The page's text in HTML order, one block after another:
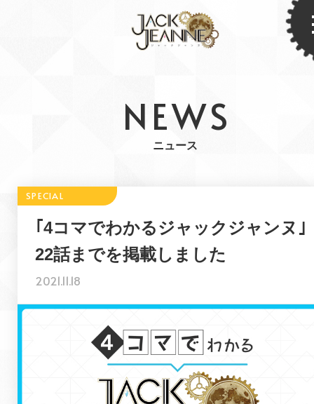
NEWS
ニュース
｢4コマでわかるジャックジャンヌ｣
22話までを掲載しました
2021.11.18